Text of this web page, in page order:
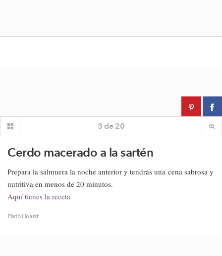
3 de 20
Cerdo macerado a la sartén
Prepara la salmuera la noche anterior y tendrás una cena sabrosa y
nutritiva en menos de 20 minutos.
Aquí tienes la receta
Plató Hearst